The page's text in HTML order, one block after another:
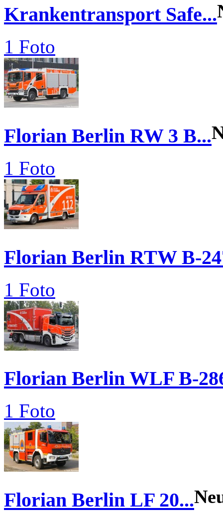
Krankentransport Safe...
1 Foto
Florian Berlin RW 3 B...
1 Foto
Florian Berlin RTW B-
1 Foto
Florian Berlin WLF B-
1 Foto
Florian Berlin LF 20...